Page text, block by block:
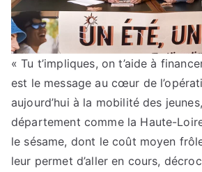
« Tu t’impliques, on t’aide à
est le message au cœur de
aujourd’hui à la mobilité des
département comme la Haute-
le sésame, dont le coût moyen
leur permet d’aller en cours,